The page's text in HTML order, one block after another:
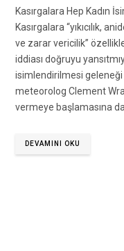
Kasırgalara Hep Kadın
Kasırgalara “yıkıcılık,
ve zarar vericilik”
iddiası doğruyu
isimlendirilmesi geleneği
meteorolog Clement
vermeye başlamasına
DEVAMINI OKU